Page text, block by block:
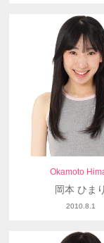
Okamoto
岡本 ひまり
2010.8.1